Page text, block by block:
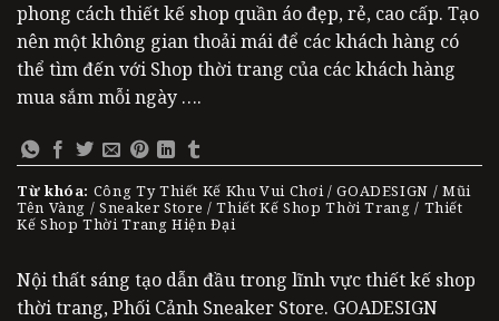
phong cách thiết kế shop quần áo đẹp, rẻ, cao cấp. Tạo
nên một không gian thoải mái để các khách hàng có
thể tìm đến với Shop thời trang của các khách hàng
mua sắm mỗi ngày ….
Từ khóa: Công Ty Thiết Kế Khu Vui Chơi / GOADESIGN / Mũi
Tên Vàng / Sneaker Store / Thiết Kế Shop Thời Trang / Thiết
Kế Shop Thời Trang Hiện Đại
Nội thất sáng tạo dẫn đầu trong lĩnh vực thiết kế shop
thời trang, Phối Cảnh Sneaker Store. GOADESIGN